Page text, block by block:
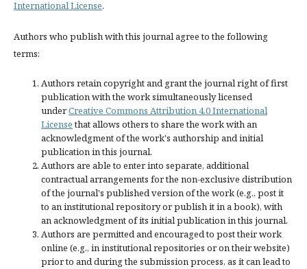
International License.
Authors who publish with this journal agree to the following
terms:
Authors retain copyright and grant the journal right of first
publication with the work simultaneously licensed
underCreative Commons Attribution 4.0 International
Licensethat allows others to share the work with an
acknowledgment of the work's authorship and initial
publication in this journal.
Authors are able to enter into separate, additional
contractual arrangements for the non-exclusive distribution
of the journal's published version of the work (e.g., post it
to an institutional repository or publish it in a book), with
an acknowledgment of its initial publication in this journal.
Authors are permitted and encouraged to post their work
online (e.g., in institutional repositories or on their website)
prior to and during the submission process, as it can lead to